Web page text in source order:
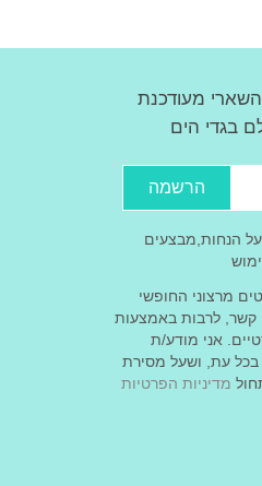
מעודכנת
בגדי הים
הרשמה
על הנחות,מבצעים
מרצוני החופשי
קשר, לרבות באמצעות
אני מודע/ת
עת, ושעל מסירת
מדיניות הפרטיות